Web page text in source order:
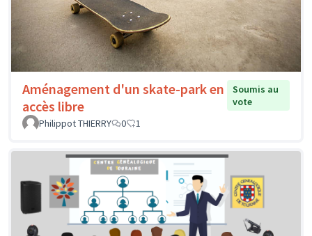
Aménagement d'un skate-park en
accès libre
Soumis au
vote
Philippot THIERRY
0 1